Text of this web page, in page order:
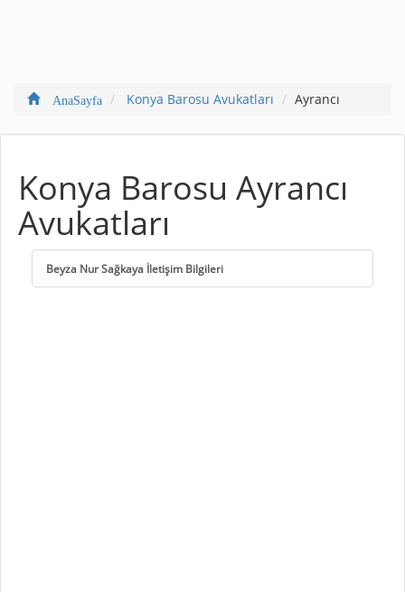
AnaSayfa Konya Barosu Avukatları Ayrancı
Konya Barosu Ayrancı
Avukatları
Beyza Nur Sağkaya İletişim Bilgileri